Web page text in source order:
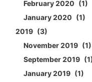
February 2020
1
January 2020
1
2019
3
November 2019
1
September 2019
1
January 2019
1